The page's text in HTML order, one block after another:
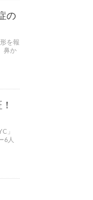
の
を報
鼻か
」
6人